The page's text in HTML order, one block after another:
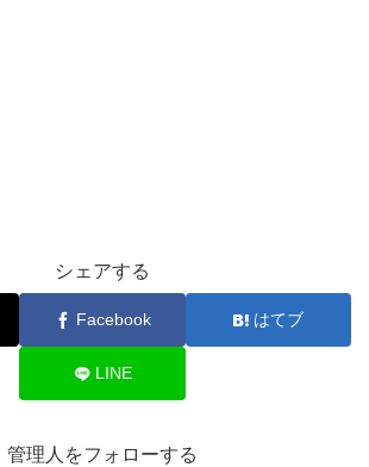
シェアする
Facebook はてブ
LINE
管理人をフォローする